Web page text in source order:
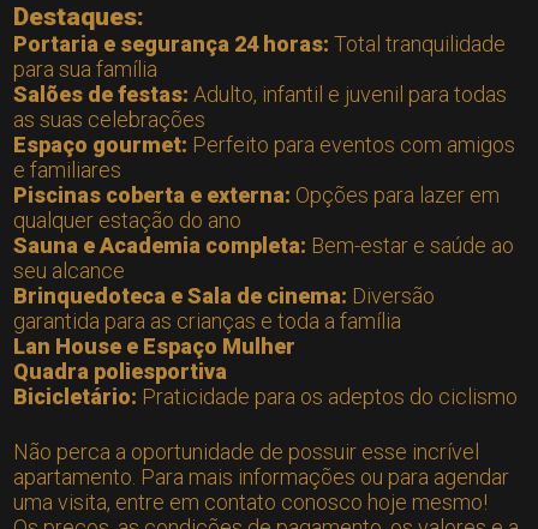
Destaques:
Portaria e segurança 24 horas: Total tranquilidade
para sua família
Salões de festas: Adulto, infantil e juvenil para todas
as suas celebrações
Espaço gourmet: Perfeito para eventos com amigos
e familiares
Piscinas coberta e externa: Opções para lazer em
qualquer estação do ano
Sauna e Academia completa: Bem-estar e saúde ao
seu alcance
Brinquedoteca e Sala de cinema: Diversão
garantida para as crianças e toda a família
Lan House e Espaço Mulher
Quadra poliesportiva
Bicicletário: Praticidade para os adeptos do ciclismo
Não perca a oportunidade de possuir esse incrível
apartamento. Para mais informações ou para agendar
uma visita, entre em contato conosco hoje mesmo!